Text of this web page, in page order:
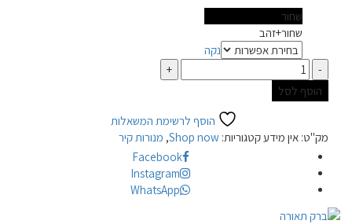
שחור
שחור+זהב
נקה
כמות
הוסף לסל
הוסף לרשימת המשאלות
מק"ט: אין מידע קטגוריות: Shop now
, מנורות קיר
Facebook
Instagram
WhatsApp